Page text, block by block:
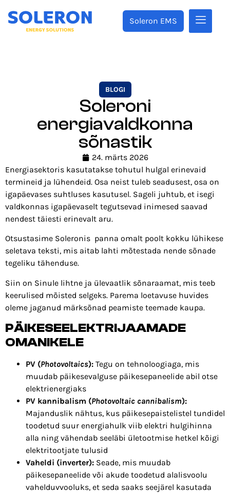
Soleron EMS
BLOGI
Soleroni
energiavaldkonna
sõnastik
24. märts 2026
Energiasektoris kasutatakse tohutul hulgal erinevaid
termineid ja lühendeid. Osa neist tuleb seadusest, osa on
igapäevases suhtluses kasutusel. Sageli juhtub, et isegi
valdkonnas igapäevaselt tegutsevad inimesed saavad
nendest täiesti erinevalt aru.
Otsustasime Soleronis panna omalt poolt kokku lühikese
seletava teksti, mis aitab lahti mõtestada nende sõnade
tegeliku tähenduse.
Siin on Sinule lihtne ja ülevaatlik sõnaraamat, mis teeb
keerulised mõisted selgeks. Parema loetavuse huvides
oleme jaganud märksõnad peamiste teemade kaupa.
PÄIKESEELEKTRIJAAMADE
OMANIKELE
PV (Photovoltaics): Tegu on tehnoloogiaga, mis
muudab päikesevalguse päikesepaneelide abil otse
elektrienergiaks
PV kannibalism (Photovoltaic cannibalism):
Majanduslik nähtus, kus päikesepaistelistel tundidel
toodetud suur energiahulk viib elektri hulgihinna
alla ning vähendab seeläbi ületootmise hetkel kõigi
elektritootjate tulusid
Vaheldi (inverter): Seade, mis muudab
päikesepaneelide või akude toodetud alalisvoolu
vahelduvvooluks, et seda saaks seejärel kasutada